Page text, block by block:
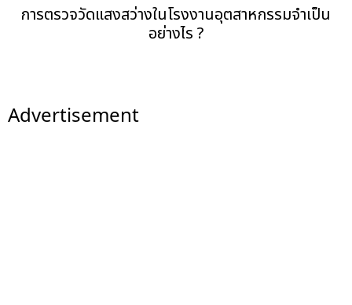
การตรวจวัดแสงสว่างในโรงงานอุตสาหกรรมจำเป็น
อย่างไร ?
Advertisement